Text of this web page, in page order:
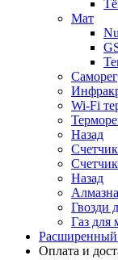
Мат
Wi-Fi
Назад
Назад
Гвозди
Газ для
Оплата и